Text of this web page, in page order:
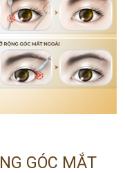
GÓC MẮT